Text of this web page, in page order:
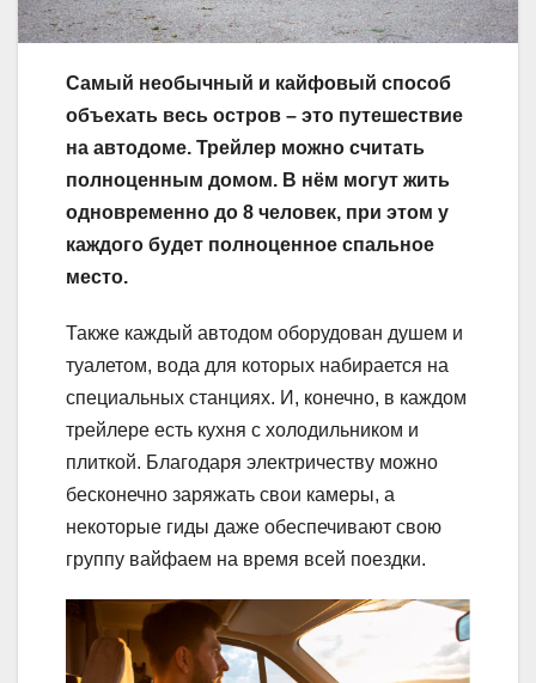
Самый необычный и кайфовый способ
объехать весь остров – это путешествие
на автодоме. Трейлер можно считать
полноценным домом. В нём могут жить
одновременно до 8 человек, при этом у
каждого будет полноценное спальное
место.
Также каждый автодом оборудован душем и
туалетом, вода для которых набирается на
специальных станциях. И, конечно, в каждом
трейлере есть кухня с холодильником и
плиткой. Благодаря электричеству можно
бесконечно заряжать свои камеры, а
некоторые гиды даже обеспечивают свою
группу вайфаем на время всей поездки.